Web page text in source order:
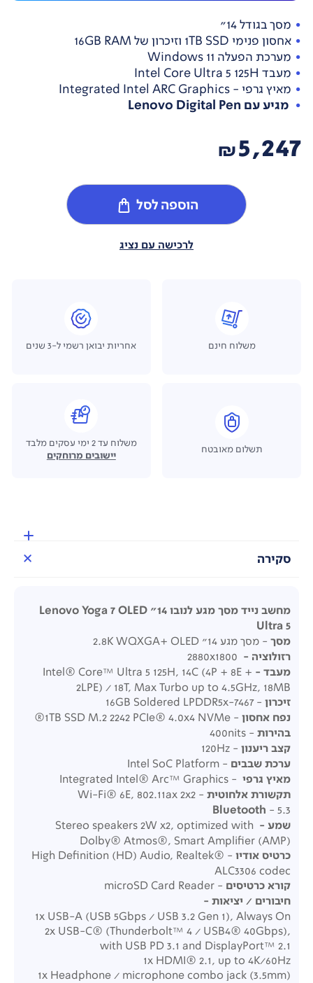
מסך בגודל 14"
אחסון פנימי 1TB SSD וזיכרון של 16GB RAM
מערכת הפעלה Windows 11
מעבד Intel Core Ultra 5 125H
מאיץ גרפי - Integrated Intel ARC Graphics
מגיע עם Lenovo Digital Pen
5,247
₪
הוספה לסל
לרכישה עם נציג
משלוח חינם אחריות יבואן רשמי ל-3 שנים
תשלום מאובטח
משלוח עד 2 ימי עסקים מלבד
יישובים מרוחקים
סקירה
מחשב נייד מסך מגע לנובו 14" Lenovo Yoga 7 OLED
Ultra 5
מסך -מסך מגע14"
2.8K WQXGA+ OLED
רזולוציה - 2880x1800
מעבד - Intel® Core™ Ultra 5 125H, 14C (4P + 8E +
2LPE) / 18T, Max Turbo up to 4.5GHz, 18MB
זיכרון - 16GB Soldered LPDDR5x-7467
נפח אחסון -
1TB SSD M.2 2242 PCIe® 4.0x4 NVMe
®
בהירות - 400nits
קצב ריענון - 120Hz
ערכת שבבים - Intel SoC Platform
מאיץ גרפי - Integrated Intel® Arc™ Graphics
תקשורת אלחוטית - Wi-Fi® 6E, 802.11ax 2x2
Bluetooth - 5.3
שמע - Stereo speakers 2W x2, optimized with
Dolby® Atmos®, Smart Amplifier (AMP)
כרטיס אודיו
- High Definition (HD) Audio, Realtek®
ALC3306 codec
קורא כרטיסים - microSD Card Reader
חיבורים / יציאות -
1x USB-A (USB 5Gbps / USB 3.2 Gen 1), Always On
2x USB-C® (Thunderbolt™ 4 / USB4® 40Gbps),
with USB PD 3.1 and DisplayPort™ 2.1
1x HDMI® 2.1, up to 4K/60Hz
1x Headphone / microphone combo jack (3.5mm)